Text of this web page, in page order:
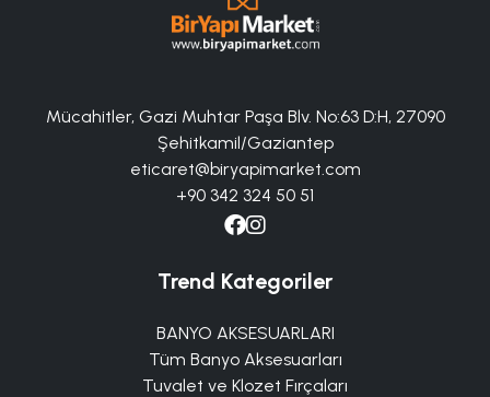
Mücahitler, Gazi Muhtar Paşa Blv. No:63 D:H, 27090
Şehitkamil/Gaziantep
eticaret@biryapimarket.com
+90 342 324 50 51
Trend Kategoriler
BANYO AKSESUARLARI
Tüm Banyo Aksesuarları
Tuvalet ve Klozet Fırçaları